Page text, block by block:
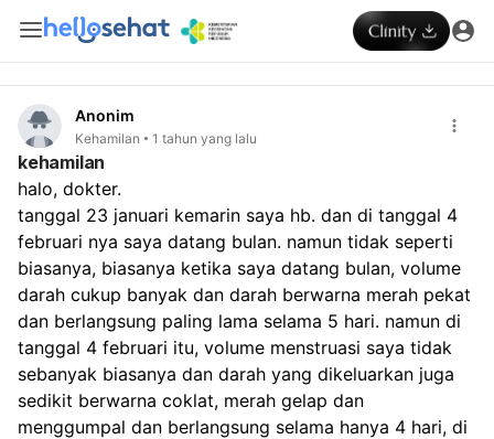
Anonim
Kehamilan 1 tahun yang lalu
kehamilan
halo, dokter.
tanggal 23 januari kemarin saya hb. dan di tanggal 4
februari nya saya datang bulan. namun tidak seperti
biasanya, biasanya ketika saya datang bulan, volume
darah cukup banyak dan darah berwarna merah pekat
dan berlangsung paling lama selama 5 hari. namun di
tanggal 4 februari itu, volume menstruasi saya tidak
sebanyak biasanya dan darah yang dikeluarkan juga
sedikit berwarna coklat, merah gelap dan
menggumpal dan berlangsung selama hanya 4 hari, di